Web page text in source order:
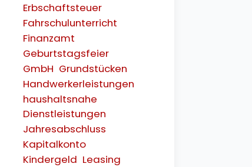
Erbschaftsteuer
Fahrschulunterricht
Finanzamt
Geburtstagsfeier
GmbH Grundstücken
Handwerkerleistungen
haushaltsnahe
Dienstleistungen
Jahresabschluss
Kapitalkonto
Kindergeld Leasing